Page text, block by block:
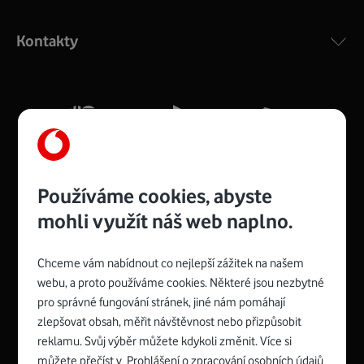
silný signál pro celou domácnost. Kompaktní rozměry 21
Více o COMPAL CH7465VF
Zyxel VMG8623-T50B:
Rozměry modemu jsou 16 x 22 x 7,5 cm (včetně stojánku)
a nabízí 4 gigabitové LAN porty a bezdrátové připojení Wi-
Spojte se s Vodafonem
Kontakty
Používáme cookies, abyste
mohli využít náš web naplno.
Chceme vám nabídnout co nejlepší zážitek na našem
webu, a proto používáme cookies. Některé jsou nezbytné
pro správné fungování stránek, jiné nám pomáhají
zlepšovat obsah, měřit návštěvnost nebo přizpůsobit
reklamu. Svůj výběr můžete kdykoli změnit. Více si
můžete přečíst v Prohlášení o zpracování osobních údajů